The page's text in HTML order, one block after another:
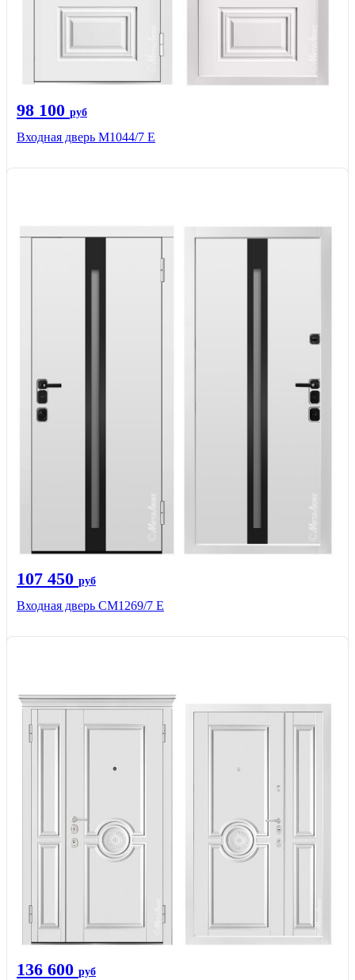
98 100 руб
Входная дверь М1044/7 Е
107 450 руб
Входная дверь CМ1269/7 Е
136 600 руб